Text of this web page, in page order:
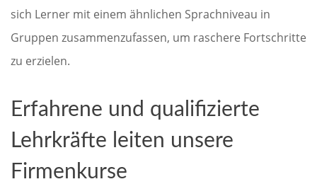
sich Lerner mit einem ähnlichen Sprachniveau in
Gruppen zusammenzufassen, um raschere Fortschritte
zu erzielen.
Erfahrene und qualifizierte
Lehrkräfte leiten unsere
Firmenkurse